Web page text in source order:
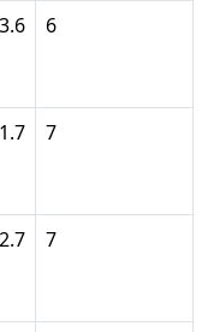
6
7
7